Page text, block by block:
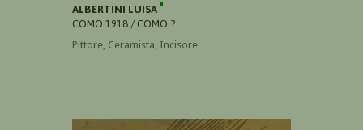
ALBERTINI LUISA
COMO 1918 / COMO ?
Pittore, Ceramista, Incisore